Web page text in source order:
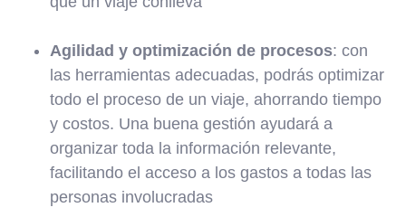
Agilidad y optimización de procesos: con
las herramientas adecuadas, podrás optimizar
todo el proceso de un viaje, ahorrando tiempo
y costos. Una buena gestión ayudará a
organizar toda la información relevante,
facilitando el acceso a los gastos a todas las
personas involucradas